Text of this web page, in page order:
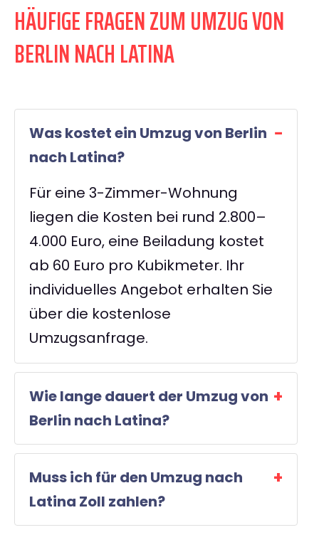
HÄUFIGE FRAGEN ZUM UMZUG VON
BERLIN NACH LATINA
Was kostet ein Umzug von Berlin
nach Latina?
Für eine 3-Zimmer-Wohnung
liegen die Kosten bei rund 2.800–
4.000 Euro, eine Beiladung kostet
ab 60 Euro pro Kubikmeter. Ihr
individuelles Angebot erhalten Sie
über die kostenlose
Umzugsanfrage.
Wie lange dauert der Umzug von
Berlin nach Latina?
Muss ich für den Umzug nach
Latina Zoll zahlen?